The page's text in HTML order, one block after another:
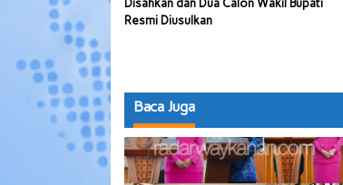
Disahkan dan Dua Calon Wakil Bupati
Resmi Diusulkan
Baca Juga